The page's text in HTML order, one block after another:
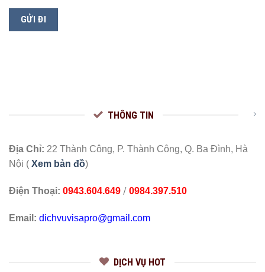
THÔNG TIN
Địa Chỉ: 22 Thành Công, P. Thành Công, Q. Ba Đình, Hà
Nội ( Xem bản đồ)
Điện Thoại: 0943.604.649 / 0984.397.510
Email: dichvuvisapro@gmail.com
DỊCH VỤ HOT